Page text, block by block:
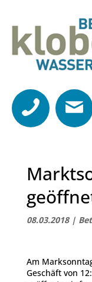
08.03.2018|
Am
Geschäft von